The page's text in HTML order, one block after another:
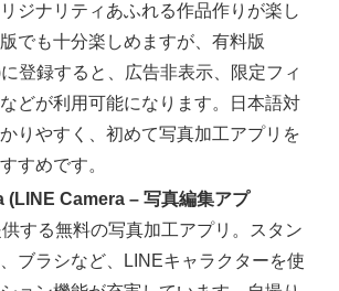
ジナリティあふれる作品作りが楽し
でも十分楽しめますが、有料版
登録すると、広告非表示、限定フィ
どが利用可能になります。日本語対
りやすく、初めて写真加工アプリを
すめです。
(LINE Camera – 写真編集アプ
する無料の写真加工アプリ。スタン
ブラシなど、LINEキャラクターを使